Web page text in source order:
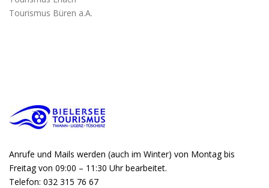
Tourismus Büren a.A.
Anrufe und Mails werden (auch im Winter) von Montag bis
Freitag von 09:00 – 11:30 Uhr bearbeitet.
Telefon: 032 315 76 67